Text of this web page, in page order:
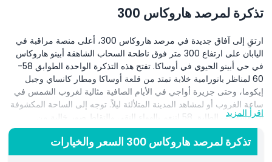
تذكرة لمرصد هاروكاس 300
ارتقِ إلى آفاق جديدة في مرصد هاروكاس 300، أعلى منصة مراقبة في
اليابان على ارتفاع 300 متر فوق ناطحة السحاب الشاهقة أبينو هاروكاس
في حي أبينو الحيوي في أوساكا. تفتح هذه التذكرة الواحدة الطوابق 58-
60 لمناظر بانورامية خلابة تمتد من قلعة أوساكا ومطار كانساي وجبل
إيكوما، وحتى جزيرة أواجي في الأيام الصافية مثالية لغروب الشمس في
ساعة الغروب أو لمشاهد المدينة المتلألئة ليلاً. توجه إلى الساحة المكشوفة
المنعشة في الطابق 58 لتنعم بالهواء النقي والتقاط صور خالية من
العوائق، أو تذوق الأطباق الشهية في مطعم سكاي جاردن 300 مع
المحاطة بالزجاج بزاوية 360° الغامرة لتجارب مثيرة تشعر وكأنك على
اقرأ المزيد
تذكرة لمرصد هاروكاس 300 السعر والخيارات